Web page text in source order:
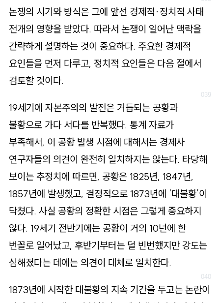
논쟁의 시기와 방식은 그에 앞선 경제적·정치적 사태
전개의 영향을 받았다. 따라서 논쟁이 일어난 맥락을
간략하게 설명하는 것이 중요하다. 주요한 경제적
요인들을 먼저 다루고, 정치적 요인들은 다음 절에서
검토할 것이다.
19세기에 자본주의의 발전은 거듭되는 공황과
불황으로 가다 서다를 반복했다. 통계 자료가
부족해서, 이 공황 발생 시점에 대해서는 경제사
연구자들의 의견이 완전히 일치하지는 않는다. 타당해
보이는 추정치에 따르면, 공황은 1825년, 1847년,
1857년에 발생했고, 결정적으로 1873년에 ‘대불황’이
닥쳤다. 사실 공황의 정확한 시점은 그렇게 중요하지
않다. 19세기 전반기에는 공황이 거의 10년에 한
번꼴로 일어났고, 후반기부터는 덜 빈번했지만 강도는
심해졌다는 데에는 의견이 대체로 일치한다.
1873년에 시작한 대불황의 지속 기간을 두고는 논란이